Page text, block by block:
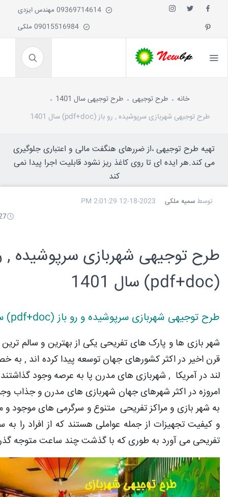
خانه طرح توجیهی
طرح توجیهی سال 1401
طرح توجیهی شهربازی سرپوشیده , رو باز (pdf+doc) سال 1401
تهیه طرح توجیهی ،از ضررهای هنگفت مالی و اعتباری جلوگیری
می کند.هر ایده ای تا روی کاغذ ریز نشود قابلیت اجرا پیدا نمی
کند
توسط سمیه ملکی
12-18-2023 2:01:29 PM
طرح توجیهی شهربازی سرپوشیده ,
(pdf+doc) سال 1401
طرح توجیهی شهربازی سرپوشیده و رو باز (pdf+doc) سال 1401
شهر بازی ها و پارک های تفریحی یکی از بهترین و سالم
قرن اخیر در اکثر کشورهای جهان توسعه پیدا کرده اند , به
لند در آمریکا , شهربازی های مدرن پا به عرصه وجود
امروزه در اکثر شهرهای جهان شهربازی های مدرن و جذاب
به شهر بازی و مراکز تفریحی متنوع و سرگرمی های موجود و
و کیفیت تجهیزات از جمله عواملی هستند که از افراد را
تفریحی می آورد به طوری که با گذشت چند ساعت متوجه